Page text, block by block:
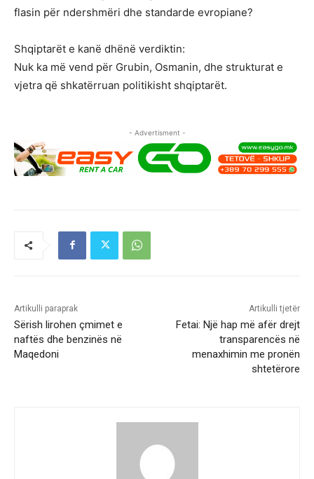
flasin për ndershmëri dhe standarde evropiane?
Shqiptarët e kanë dhënë verdiktin:
Nuk ka më vend për Grubin, Osmanin, dhe strukturat e
vjetra që shkatërruan politikisht shqiptarët.
- Advertisment -
Artikulli paraprak
Sërish lirohen çmimet e
naftës dhe benzinës në
Maqedoni
Artikulli tjetër
Fetai: Një hap më afër drejt
transparencës në
menaxhimin me pronën
shtetërore